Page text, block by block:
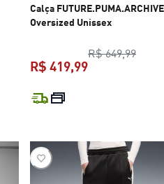
R$ 499,9
Calça FUTURE.PUMA.ARCHIVE
Oversized Unissex
R$ 649,99
R$ 419,99